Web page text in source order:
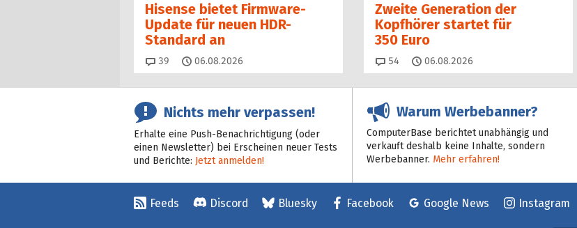
Hisense bietet Firmware-
Update für neuen HDR-
Standard an
39 Kommentare
06.08.2026
Zweite Generation der
Kopfhörer startet für
350 Euro
54 Kommentare
06.08.2026
Nichts mehr verpassen!
Erhalte eine Push-Benachrichtigung (oder
einen Newsletter) bei Erscheinen neuer Tests
und Berichte: Jetzt anmelden!
Warum Werbebanner?
ComputerBase berichtet unabhängig und
verkauft deshalb keine Inhalte, sondern
Werbebanner. Mehr erfahren!
Feeds Discord Bluesky Facebook Google News Instagram